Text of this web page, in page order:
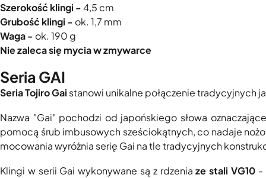
Szerokość klingi -4,5 cm
Grubość klingi - ok. 1,7 mm
Waga - ok. 190 g
Nie zaleca się mycia w zmywarce
Seria GAI
Seria Tojiro Gai stanowi unikalne połączenie tradycyjnych
Nazwa "Gai" pochodzi od japońskiego słowa
pomocą śrub imbusowych sześciokątnych, co nadaje
mocowania wyróżnia serię Gai na tle tradycyjnych
Klingi w serii Gai wykonywane są z rdzeniaze stali VG10 -